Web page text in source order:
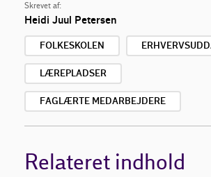
Skrevet af:
Heidi Juul Petersen
FOLKESKOLEN
LÆREPLADSER
FAGLÆRTE MEDARBEJDERE
Relateret indhold